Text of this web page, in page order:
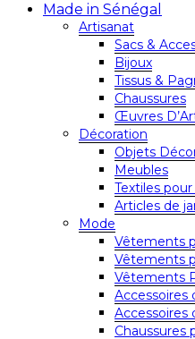
Made in Sénégal
Artisanat
Sacs &
Bijoux
Tissus &
Chaussures
Œuvres
Décoration
Objets
Meubles
Textiles
Articles de
Mode
Vêtements
Vêtements
Vêtements
Accessoires
Chaussures